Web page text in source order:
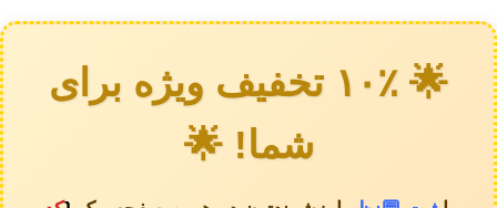
🌟 ۱۰٪ تخفیف ویژه برای
شما! 🌟